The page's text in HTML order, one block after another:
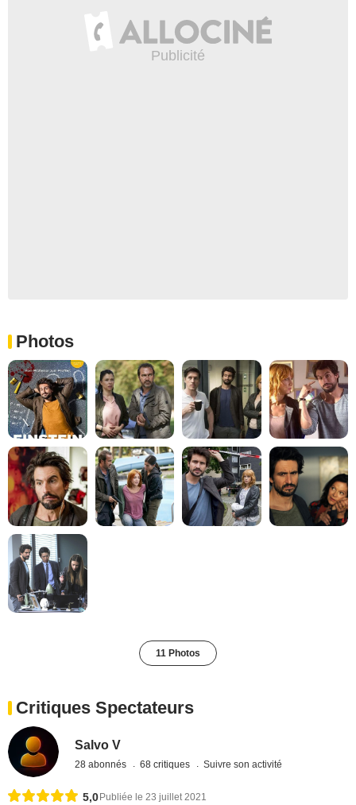
Photos
11 Photos
Critiques Spectateurs
Salvo V
28 abonnés 68 critiques Suivre son activité
5,0 Publiée le 23 juillet 2021